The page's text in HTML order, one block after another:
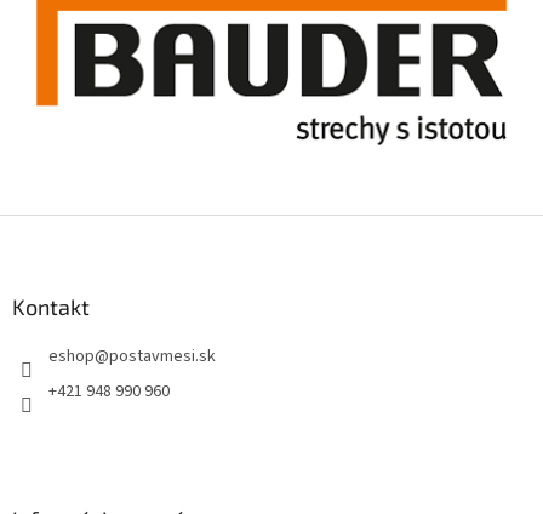
Kontakt
eshop@postavmesi.sk
+421 948 990 960